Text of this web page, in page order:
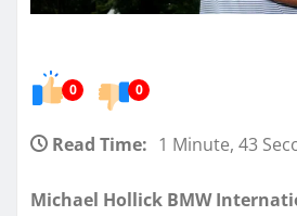
0 0
Read Time: 1 Minute, 43
Michael Hollick BMW